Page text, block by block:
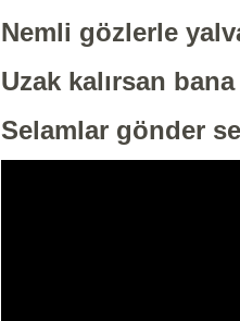
Nemli gözlerle
Uzak kalırsan
Selamlar gönder